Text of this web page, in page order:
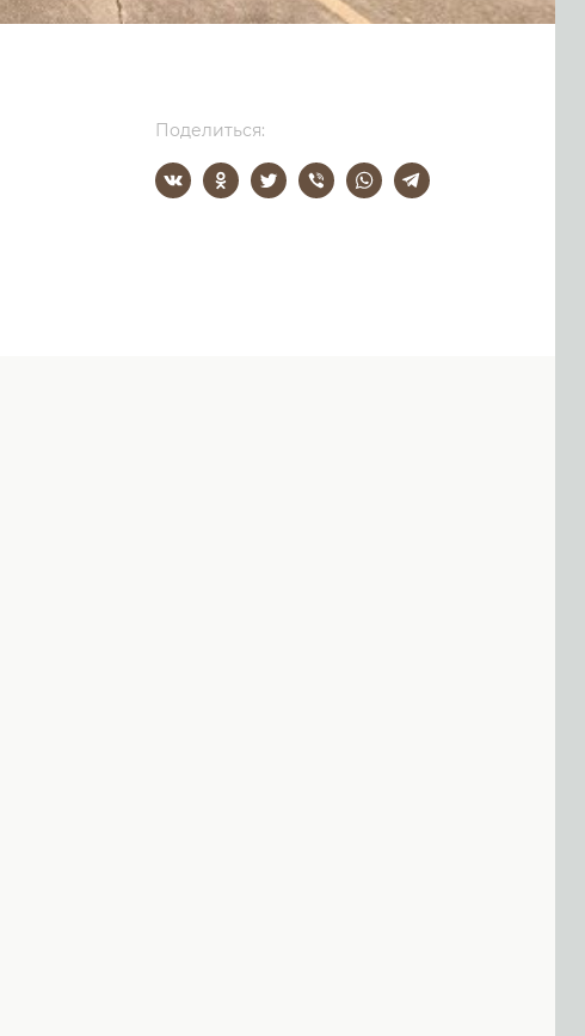
Поделиться: